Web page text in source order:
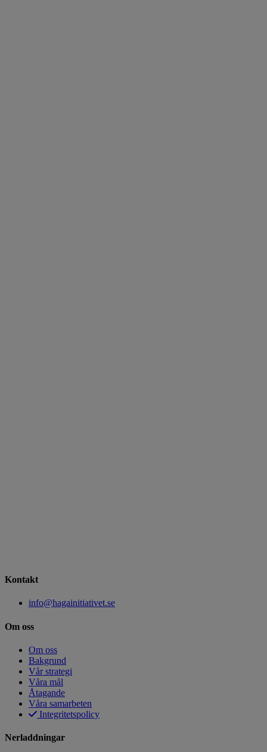
Kontakt
info@hagainitiativet.se
Om oss
Om oss
Bakgrund
Vår strategi
Våra mål
Åtagande
Våra samarbeten
Integritetspolicy
Nerladdningar